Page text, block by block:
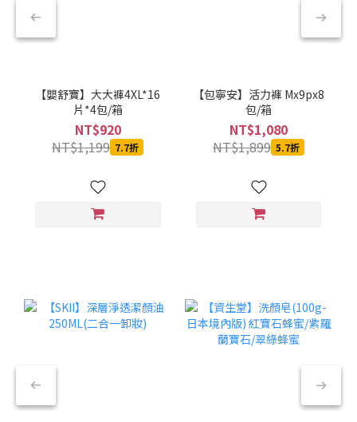
【嬰舒寶】大大褲4XL*16
片*4包/箱
NT$920
NT$1,199 7.7折
【包寧安】活力褲 Mx9px8
包/箱
NT$1,080
NT$1,899 5.7折